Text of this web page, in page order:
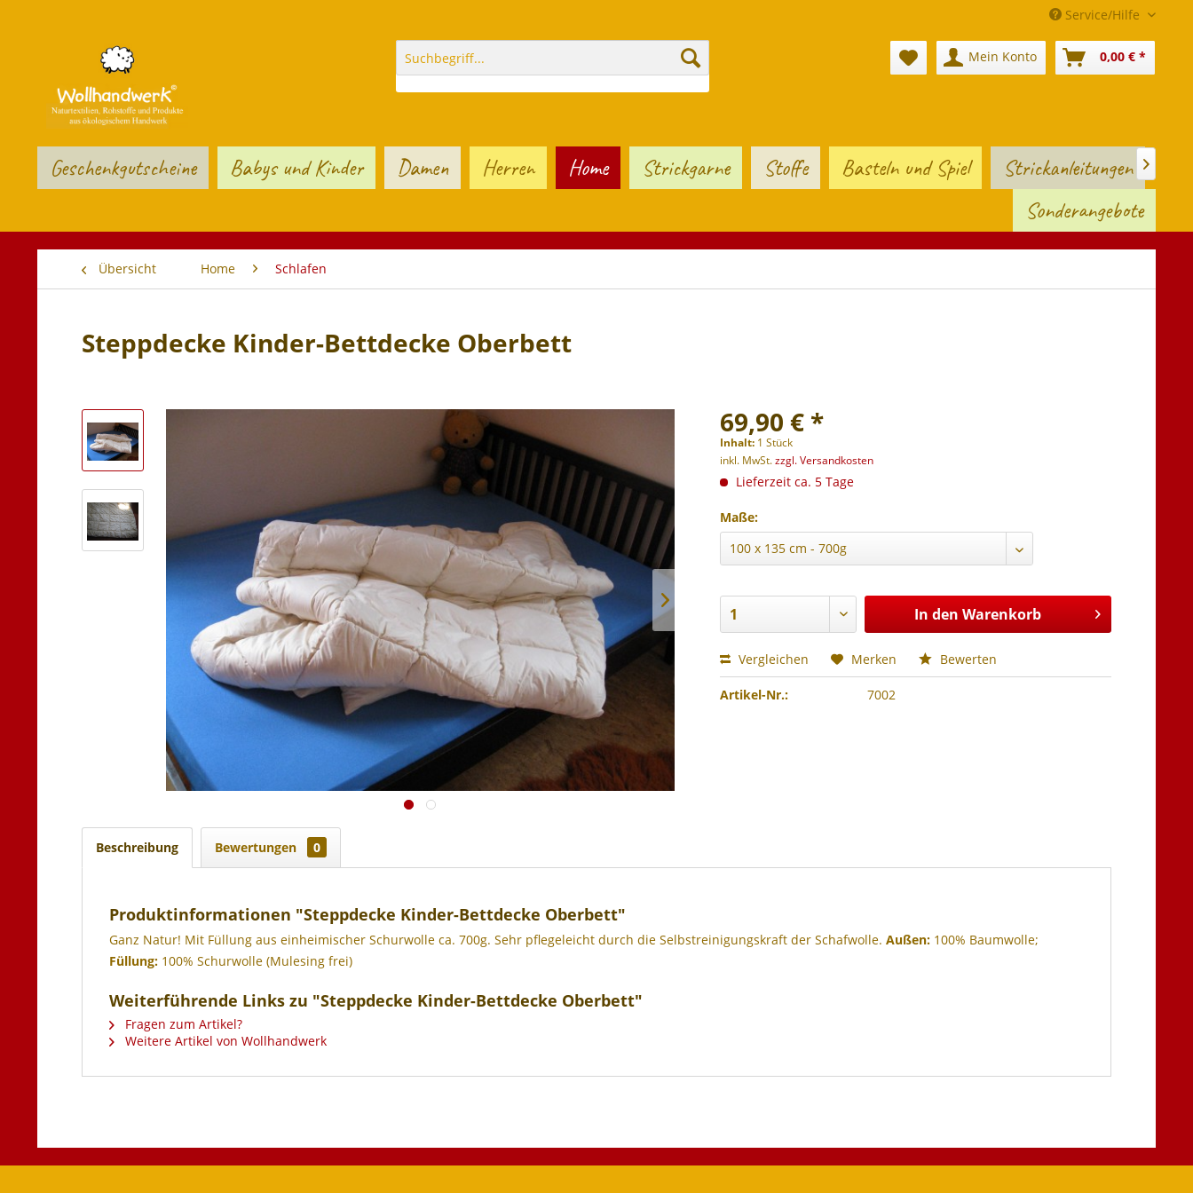
Service/Hilfe
Mein Konto 0,00 € *
Geschenkgutscheine Babys und Kinder Damen Herren Home Strickgarne Stoffe Basteln und Spiel
Strickanleitungen
Sonderangebote

Übersicht Home Schlafen
Steppdecke Kinder-Bettdecke Oberbett
69,90 € *
Inhalt: 1 Stück
inkl. MwSt.zzgl. Versandkosten
Lieferzeit ca. 5 Tage
Maße:
In den Warenkorb
Vergleichen Merken Bewerten
Artikel-Nr.: 7002
Beschreibung Bewertungen 0
Produktinformationen "Steppdecke Kinder-Bettdecke Oberbett"
Ganz Natur! Mit Füllung aus einheimischer Schurwolle ca. 700g. Sehr pflegeleicht durch die Selbstreinigungskraft der Schafwolle. Außen: 100% Baumwolle;
Füllung: 100% Schurwolle (Mulesing frei)
Weiterführende Links zu "Steppdecke Kinder-Bettdecke Oberbett"
Fragen zum Artikel?
Weitere Artikel von Wollhandwerk